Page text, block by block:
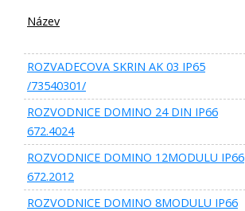
Název
ROZVADECOVA SKRIN AK 03 IP65
/73540301/
ROZVODNICE DOMINO 24 DIN IP66
672.4024
ROZVODNICE DOMINO 12MODULU IP66
672.2012
ROZVODNICE DOMINO 8MODULU IP66